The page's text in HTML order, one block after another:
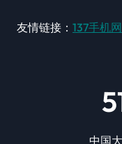
友情链接： 137手机网
中国